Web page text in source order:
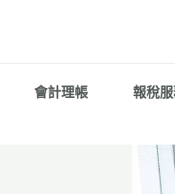
會計理帳 報稅